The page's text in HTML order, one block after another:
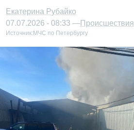
Екатерина Рубайко
07.07.2026 - 08:33 —Происшествия
Источник: МЧС по Петербургу